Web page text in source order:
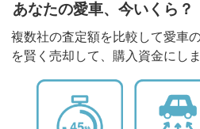
あなたの愛車、今いくら？
複数社の査定額を比較して愛車
を賢く売却して、購入資金にし